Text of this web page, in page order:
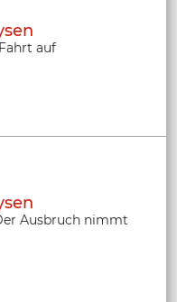
auf
Ausbruch nimmt